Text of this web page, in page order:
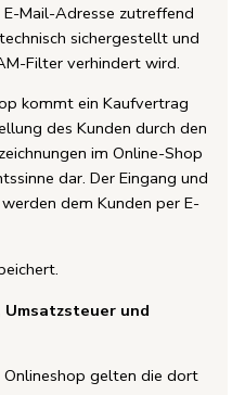
Mail-Adresse zutreffend
sichergestellt und
Filter verhindert wird.
kommt ein Kaufvertrag
des Kunden durch den
im Online-Shop
dar. Der Eingang und
dem Kunden per E-
Umsatzsteuer und
gelten die dort